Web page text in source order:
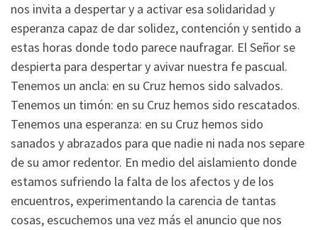
nos invita a despertar y a activar esa solidaridad y
esperanza capaz de dar solidez, contención y sentido a
estas horas donde todo parece naufragar. El Señor se
despierta para despertar y avivar nuestra fe pascual.
Tenemos un ancla: en su Cruz hemos sido salvados.
Tenemos un timón: en su Cruz hemos sido rescatados.
Tenemos una esperanza: en su Cruz hemos sido
sanados y abrazados para que nadie ni nada nos separe
de su amor redentor. En medio del aislamiento donde
estamos sufriendo la falta de los afectos y de los
encuentros, experimentando la carencia de tantas
cosas, escuchemos una vez más el anuncio que nos